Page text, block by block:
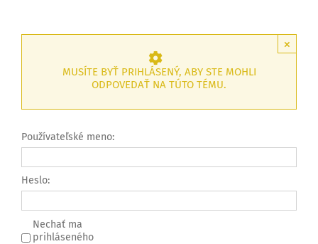
×
MUSÍTE BYŤ PRIHLÁSENÝ, ABY STE MOHLI
ODPOVEDAŤ NA TÚTO TÉMU.
Používateľské meno:
Heslo:
Nechať ma
prihláseného